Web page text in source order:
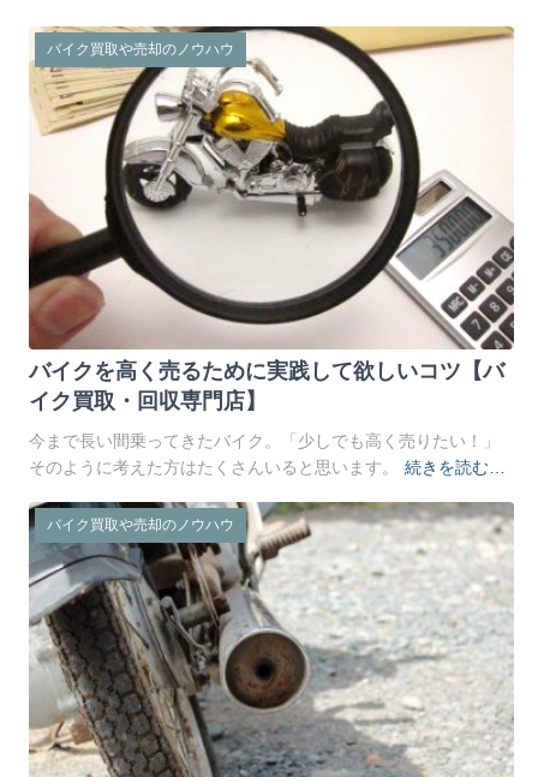
バイク買取や売却のノウハウ
バイクを高く売るために実践して欲しいコツ【バ
イク買取・回収専門店】
今まで長い間乗ってきたバイク。「少しでも高く売りたい！」
そのように考えた方はたくさんいると思います。
続きを読む…
バイク買取や売却のノウハウ